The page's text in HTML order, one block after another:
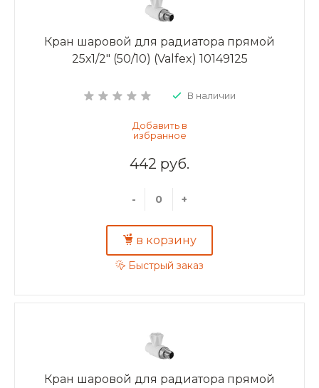
Кран шаровой для радиатора прямой
25х1/2" (50/10) (Valfex) 10149125
В наличии
442 руб.
- +
в корзину
Быстрый заказ
Кран шаровой для радиатора прямой